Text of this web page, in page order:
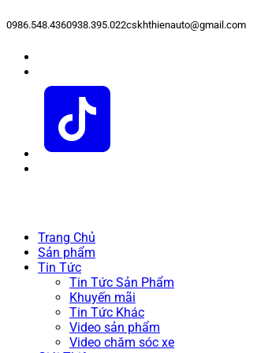
0986.548.4360938.395.022cskhthienauto@gmail.com
Trang Chủ
Sản phẩm
Tin Tức
Tin Tức Sản Phẩm
Khuyến mãi
Tin Tức Khác
Video sản phẩm
Video chăm sóc xe